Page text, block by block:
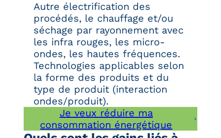
Autre électrification des
procédés, le chauffage et/ou
séchage par rayonnement avec
les infra rouges, les micro-
ondes, les hautes fréquences.
Technologies applicables selon
la forme des produits et du
type de produit (interaction
ondes/produit).
Je veux réduire ma
consommation énergétique